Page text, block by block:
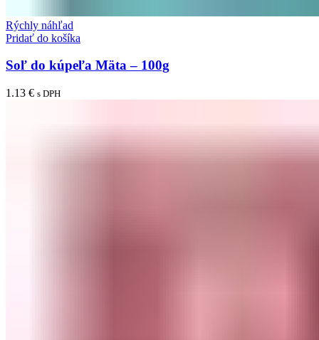
Rýchly náhľad
Pridať do košíka
Soľ do kúpeľa Mäta – 100g
1.13 € s DPH